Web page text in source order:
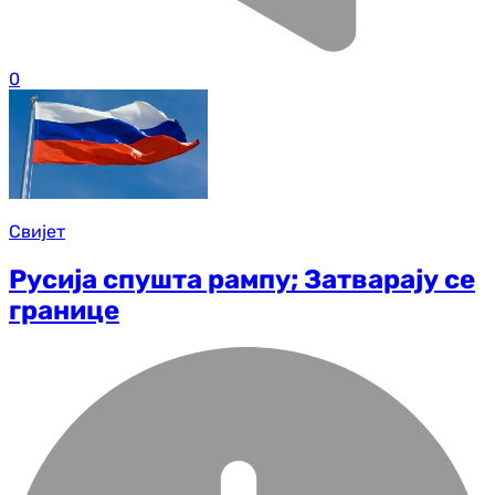
0
Свијет
Русија спушта рампу; Затварају се
границе